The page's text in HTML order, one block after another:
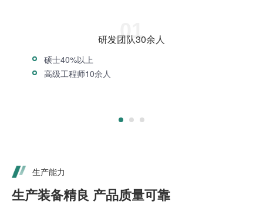
01
研发团队30余人
硕士40%以上
高级工程师10余人
生产能力
生产装备精良 产品质量可靠